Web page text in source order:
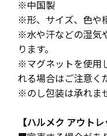
※中国製
※形、サイズ、色や
※水や汗などの湿気
ります。
※マグネットを使用
れる場合はご注意く
※のし包装は承れま
【ハルメク アウト